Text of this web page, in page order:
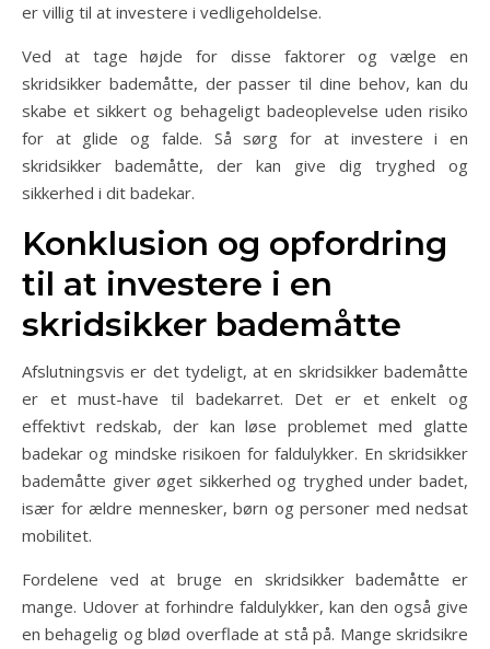
er villig til at investere i vedligeholdelse.
Ved at tage højde for disse faktorer og vælge en
skridsikker bademåtte, der passer til dine behov, kan du
skabe et sikkert og behageligt badeoplevelse uden risiko
for at glide og falde. Så sørg for at investere i en
skridsikker bademåtte, der kan give dig tryghed og
sikkerhed i dit badekar.
Konklusion og opfordring
til at investere i en
skridsikker bademåtte
Afslutningsvis er det tydeligt, at en skridsikker bademåtte
er et must-have til badekarret. Det er et enkelt og
effektivt redskab, der kan løse problemet med glatte
badekar og mindske risikoen for faldulykker. En skridsikker
bademåtte giver øget sikkerhed og tryghed under badet,
især for ældre mennesker, børn og personer med nedsat
mobilitet.
Fordelene ved at bruge en skridsikker bademåtte er
mange. Udover at forhindre faldulykker, kan den også give
en behagelig og blød overflade at stå på. Mange skridsikre